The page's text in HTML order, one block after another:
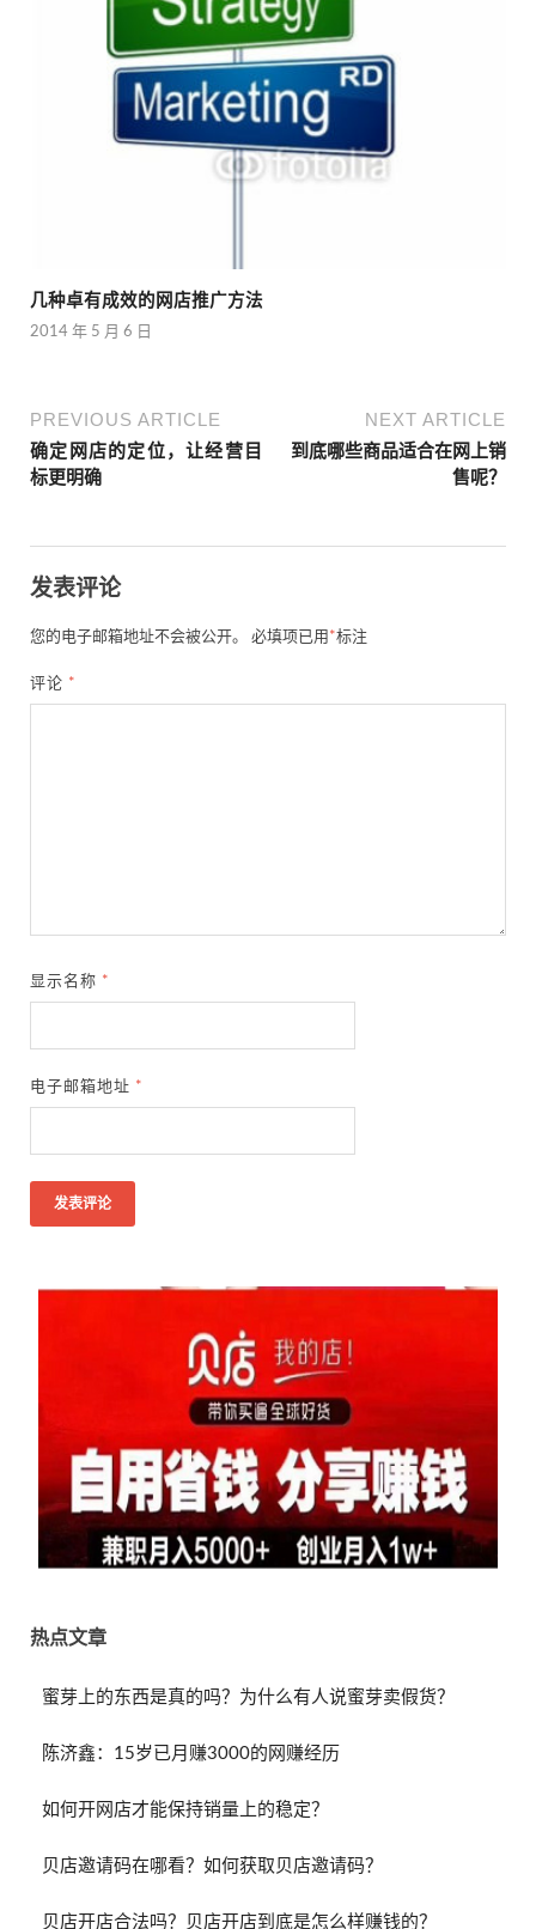
几种卓有成效的网店推广方法
2014 年 5 月 6 日
PREVIOUS ARTICLE
确定网店的定位，让经营目
标更明确
NEXT ARTICLE
到底哪些商品适合在网上销
售呢？
发表评论
您的电子邮箱地址不会被公开。 必填项已用 *标注
评论 *
显示名称 *
电子邮箱地址 *
热点文章
蜜芽上的东西是真的吗？为什么有人说蜜芽卖假货？
陈济鑫：15岁已月赚3000的网赚经历
如何开网店才能保持销量上的稳定？
贝店邀请码在哪看？如何获取贝店邀请码？
贝店开店合法吗？贝店开店到底是怎么样赚钱的？